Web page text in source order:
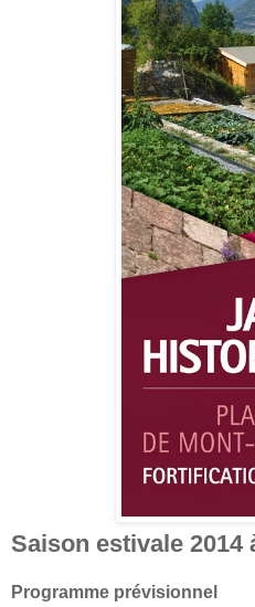
Saison estivale 2014
Programme prévisionnel